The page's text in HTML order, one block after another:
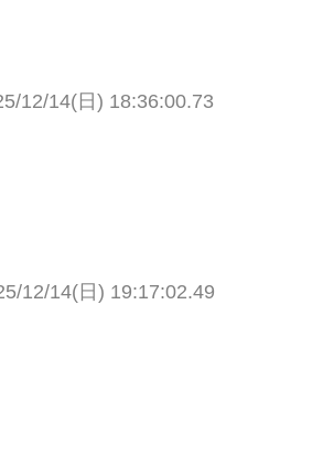
12/14(日) 18:36:00.73
12/14(日) 19:17:02.49